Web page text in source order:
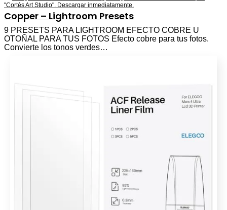
Copper – Lightroom Presets
9 PRESETS PARA LIGHTROOM EFECTO COBRE U
OTOÑAL PARA TUS FOTOS Efecto cobre para tus fotos.
Convierte los tonos verdes…